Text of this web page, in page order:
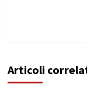
Articoli